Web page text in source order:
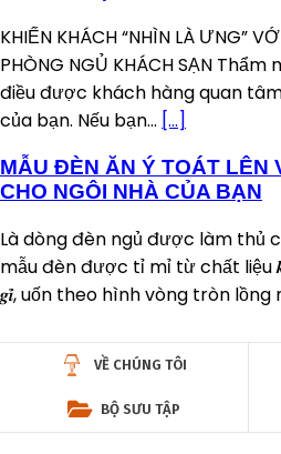
KHIẾN KHÁCH “NHÌN LÀ ƯNG”
PHÒNG NGỦ KHÁCH SẠN
điều được khách hàng quan
của bạn. Nếu bạn... […]
MẪU ĐÈN ĂN Ý TOÁT LÊN
CHO NGÔI NHÀ CỦA BẠN
Là dòng đèn ngủ được làm thủ
mẫu đèn được tỉ mỉ từ chất liệu
𝒈𝒊̉, uốn theo hình vòng tròn lồng
VỀ CHÚNG TÔI
BỘ SƯU TẬP